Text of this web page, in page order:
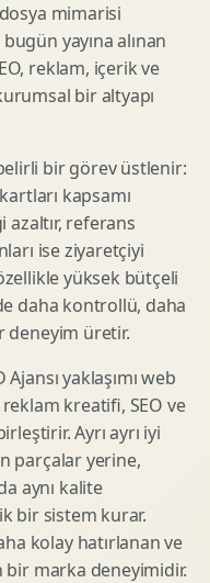
mimarisi
yayına alınan
reklam, içerik ve
bir altyapı
bir görev üstlenir:
kapsamı
referans
ise ziyaretçiyi
yüksek bütçeli
daha kontrollü, daha
deneyim üretir.
yaklaşımı web
kreatifi, SEO ve
Ayrı ayrı iyi
parçalar yerine,
aynı kalite
bir sistem kurar.
kolay hatırlanan ve
marka deneyimidir.